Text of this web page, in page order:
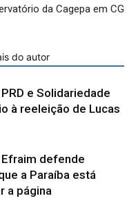
da Cagepa em CG
do autor
e Solidariedade
à reeleição de Lucas
defende
a Paraíba está
a página